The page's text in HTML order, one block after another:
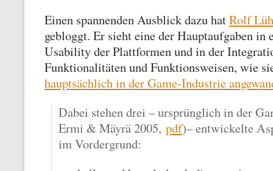
Einen spannenden Ausblick dazu hatRolf
gebloggt. Er sieht eine der Hauptaufgaben in
Usability der Plattformen und in der
Funktionalitäten und Funktionsweisen, wie
hauptsächlich in der Game-Industrie
Dabei stehen drei – ursprünglich in der
Ermi & Mäyrä 2005, pdf)– entwickelte
im Vordergrund: